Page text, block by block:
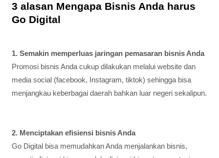
3 alasan Mengapa Bisnis Anda harus
Go Digital
1. Semakin memperluas jaringan pemasaran bisnis Anda
Promosi bisnis Anda cukup dilakukan melalui website dan
media social (facebook, Instagram, tiktok) sehingga bisa
menjangkau keberbagai daerah bahkan luar negeri sekalipun.
2. Menciptakan efisiensi bisnis Anda
Go Digital bisa memudahkan Anda menjalankan bisnis,